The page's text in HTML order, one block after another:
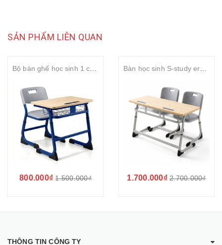
SẢN PHẨM LIÊN QUAN
800.000₫ 1.500.000₫ 1.700.000₫ 2.700.000₫
THÔNG TIN CÔNG TY